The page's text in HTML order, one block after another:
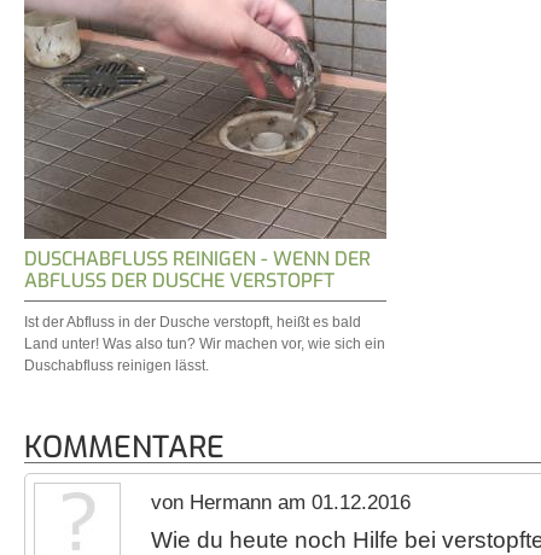
DUSCHABFLUSS REINIGEN - WENN DER
ABFLUSS DER DUSCHE VERSTOPFT
Ist der Abfluss in der Dusche verstopft, heißt es bald
Land unter! Was also tun? Wir machen vor, wie sich ein
Duschabfluss reinigen lässt.
KOMMENTARE
von Hermann am 01.12.2016
Wie du heute noch Hilfe bei